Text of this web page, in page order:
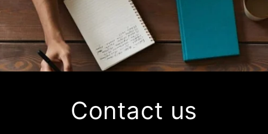
Contact us